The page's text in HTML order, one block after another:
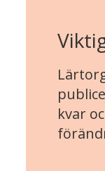
kvar